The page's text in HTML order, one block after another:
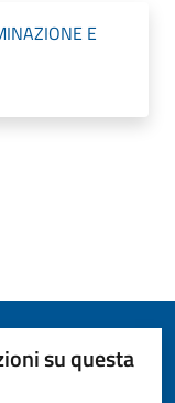
E
su questa